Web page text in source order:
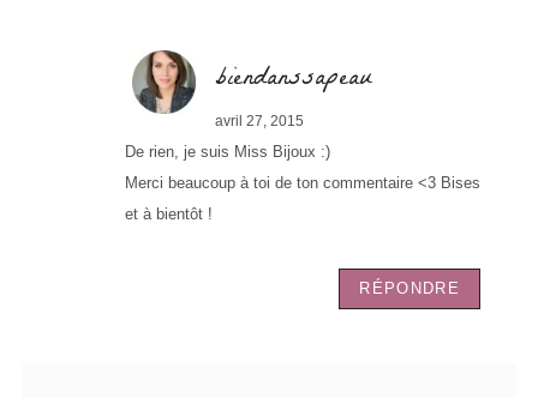
biendanssapeau
avril 27, 2015
De rien, je suis Miss Bijoux :)
Merci beaucoup à toi de ton commentaire <3 Bises
et à bientôt !
RÉPONDRE